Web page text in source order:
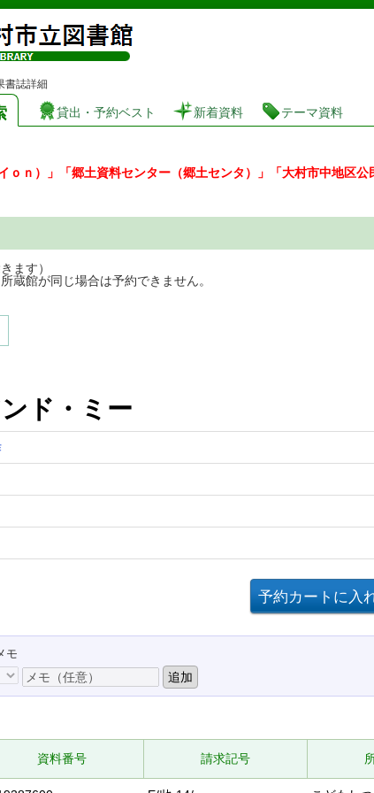
図書館 蔵書検索・予約システム
書誌詳細
貸出・予約ベスト 新着資料 テーマ資料
ｎ）」「郷土資料センター（郷土センタ）」「大村市中地区
ます）
蔵館が同じ場合は予約できません。
ンド・ミー
モ
資料番号 請求記号